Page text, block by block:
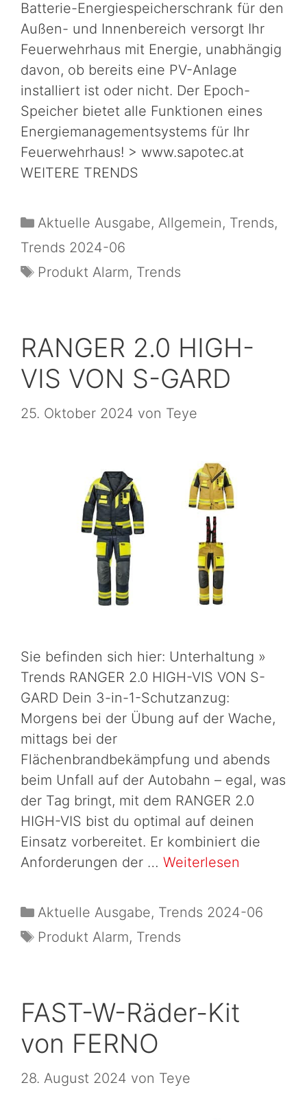
Batterie-Energiespeicherschrank für den
Außen- und Innenbereich versorgt Ihr
Feuerwehrhaus mit Energie, unabhängig
davon, ob bereits eine PV-Anlage
installiert ist oder nicht. Der Epoch-
Speicher bietet alle Funktionen eines
Energiemanagementsystems für Ihr
Feuerwehrhaus! > www.sapotec.at
WEITERE TRENDS
Aktuelle Ausgabe, Allgemein, Trends,
Trends 2024-06
Produkt Alarm, Trends
RANGER 2.0 HIGH-
VIS VON S-GARD
25. Oktober 2024 von Teye
Sie befinden sich hier: Unterhaltung »
Trends RANGER 2.0 HIGH-VIS VON S-
GARD Dein 3-in-1-Schutzanzug:
Morgens bei der Übung auf der Wache,
mittags bei der
Flächenbrandbekämpfung und abends
beim Unfall auf der Autobahn – egal, was
der Tag bringt, mit dem RANGER 2.0
HIGH-VIS bist du optimal auf deinen
Einsatz vorbereitet. Er kombiniert die
Anforderungen der … Weiterlesen
Aktuelle Ausgabe, Trends 2024-06
Produkt Alarm, Trends
FAST-W-Räder-Kit
von FERNO
28. August 2024 von Teye